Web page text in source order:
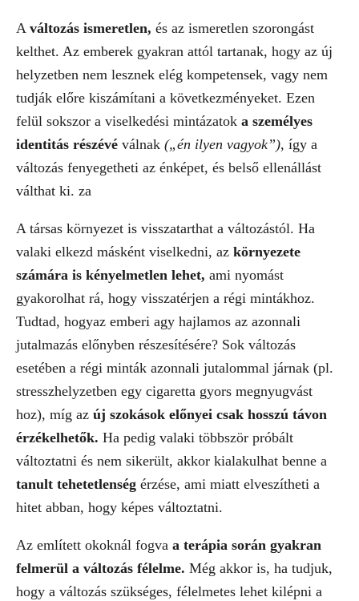
A változás ismeretlen, és az ismeretlen szorongást
kelthet. Az emberek gyakran attól tartanak, hogy az új
helyzetben nem lesznek elég kompetensek, vagy nem
tudják előre kiszámítani a következményeket. Ezen
felül sokszor a viselkedési mintázatok a személyes
identitás részévé válnak („én ilyen vagyok”), így a
változás fenyegetheti az énképet, és belső ellenállást
válthat ki. za
A társas környezet is visszatarthat a változástól. Ha
valaki elkezd másként viselkedni, az környezete
számára is kényelmetlen lehet, ami nyomást
gyakorolhat rá, hogy visszatérjen a régi mintákhoz.
Tudtad, hogyaz emberi agy hajlamos az azonnali
jutalmazás előnyben részesítésére? Sok változás
esetében a régi minták azonnali jutalommal járnak (pl.
stresszhelyzetben egy cigaretta gyors megnyugvást
hoz), míg az új szokások előnyei csak hosszú távon
érzékelhetők. Ha pedig valaki többször próbált
változtatni és nem sikerült, akkor kialakulhat benne a
tanult tehetetlenség érzése, ami miatt elveszítheti a
hitet abban, hogy képes változtatni.
Az említett okoknál fogva a terápia során gyakran
felmerül a változás félelme. Még akkor is, ha tudjuk,
hogy a változás szükséges, félelmetes lehet kilépni a